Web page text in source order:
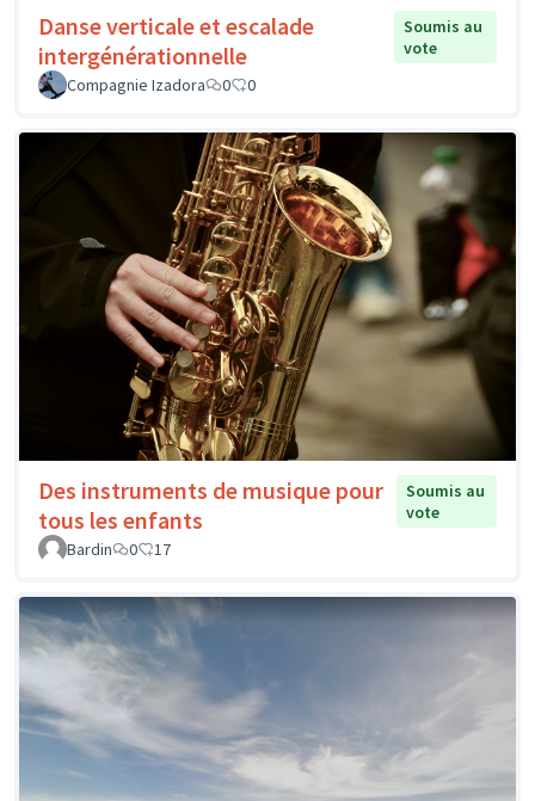
Danse verticale et escalade
intergénérationnelle
Soumis au
vote
Compagnie Izadora
0 0
Des instruments de musique pour
tous les enfants
Soumis au
vote
Bardin
0 17